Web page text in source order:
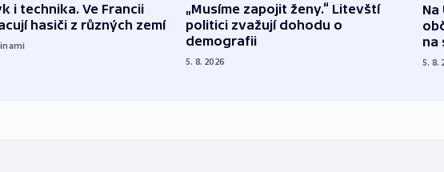
i technika. Ve Francii
hasiči z různých zemí
„Musíme zapojit ženy.“ Litevští
politici zvažují dohodu o
demografii
5. 8. 2026
na
5. 8.